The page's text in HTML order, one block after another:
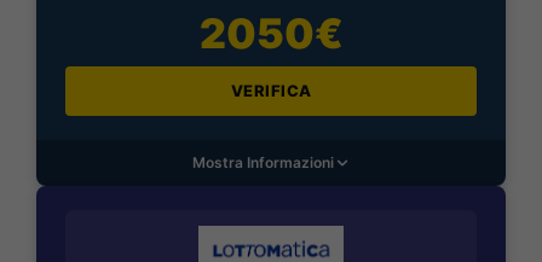
2050€
VERIFICA
Mostra Informazioni